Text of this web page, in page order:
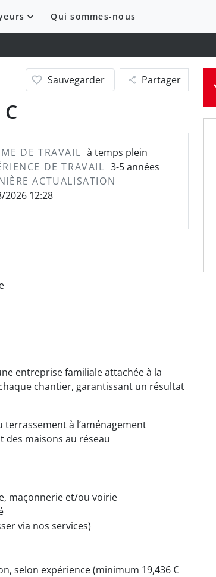
Qui sommes-nous
Sauvegarder Partager
DE TRAVAIL à temps plein
DE TRAVAIL 3-5 années
ACTUALISATION
2026 12:28
entreprise familiale attachée à la
chantier, garantissant un résultat
terrassement à l’aménagement
des maisons au réseau
maçonnerie et/ou voirie
via nos services)
selon expérience (minimum 19,436 €